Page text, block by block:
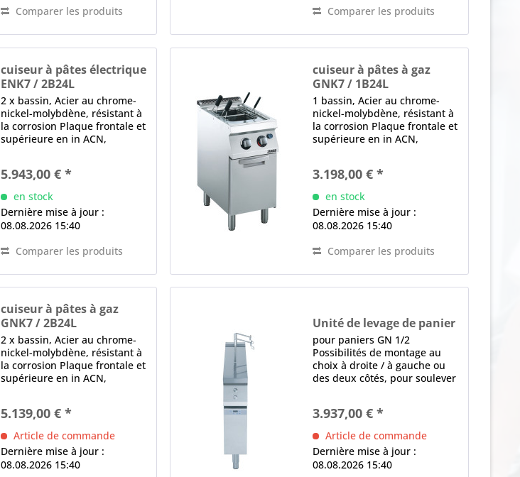
Comparer les produits
Comparer les produits
cuiseur à pâtes électrique
ENK7 / 2B24L
2 x bassin, Acier au chrome-
nickel-molybdène, résistant à
la corrosion Plaque frontale et
supérieure en in ACN,
d'eau manuel, évacuation de
l'eau filtre de trop-plein, zone
d'écumage pour...
5.943,00 € *
en stock
Dernière mise à jour :
08.08.2026 15:40
Comparer les produits
cuiseur à pâtes à gaz
GNK7 / 1B24L
1 bassin, Acier au chrome-
nickel-molybdène, résistant à
la corrosion Plaque frontale et
supérieure en in ACN,
d'eau manuel, évacuation de
l'eau zone d'écumage pour
recueillir / évacuer...
3.198,00 € *
en stock
Dernière mise à jour :
08.08.2026 15:40
Comparer les produits
cuiseur à pâtes à gaz
GNK7 / 2B24L
2 x bassin, Acier au chrome-
nickel-molybdène, résistant à
la corrosion Plaque frontale et
supérieure en in ACN,
d'eau manuel 2 x brûleurs
Remarque: Selon les exigences
d'installation pour...
5.139,00 € *
Article de commande
Dernière mise à jour :
08.08.2026 15:40
Unité de levage de panier
LIFT7
pour paniers GN 1/2
Possibilités de montage au
choix à droite / à gauche ou
des deux côtés, pour soulever
frontale et supérieure en in
ACN, Épaisseur en mm: 1,5 2 x
suspension de...
3.937,00 € *
Article de commande
Dernière mise à jour :
08.08.2026 15:40